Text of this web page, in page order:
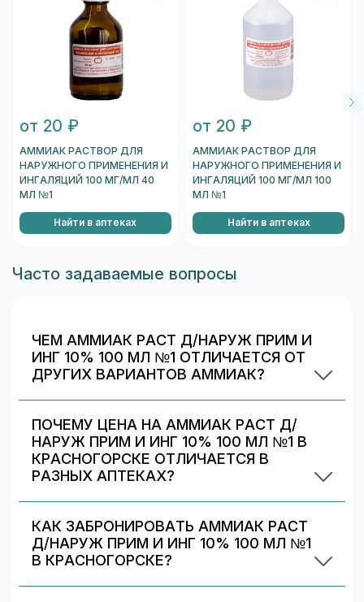
от 20 ₽
АММИАК РАСТВОР ДЛЯ
НАРУЖНОГО ПРИМЕНЕНИЯ И
ИНГАЛЯЦИЙ 100 МГ/МЛ 40
МЛ №1
Найти в аптеках
от 20 ₽
АММИАК РАСТВОР ДЛЯ
НАРУЖНОГО ПРИМЕНЕНИЯ И
ИНГАЛЯЦИЙ 100 МГ/МЛ 100
МЛ №1
Найти в аптеках
Часто задаваемые вопросы
ЧЕМ АММИАК РАСТ Д/НАРУЖ ПРИМ И
ИНГ 10% 100 МЛ №1 ОТЛИЧАЕТСЯ ОТ
ДРУГИХ ВАРИАНТОВ АММИАК?
упаковкой. В блоке «Формы выпуска» можно
сравнить цены и наличие по другим вариантам.
ПОЧЕМУ ЦЕНА НА АММИАК РАСТ Д/
НАРУЖ ПРИМ И ИНГ 10% 100 МЛ №1 В
КРАСНОГОРСКЕ ОТЛИЧАЕТСЯ В
РАЗНЫХ АПТЕКАХ?
разных аптек в Красногорске — выбирайте
самое выгодное и удобное по адресу/времени
КАК ЗАБРОНИРОВАТЬ АММИАК РАСТ
Д/НАРУЖ ПРИМ И ИНГ 10% 100 МЛ №1
В КРАСНОГОРСКЕ?